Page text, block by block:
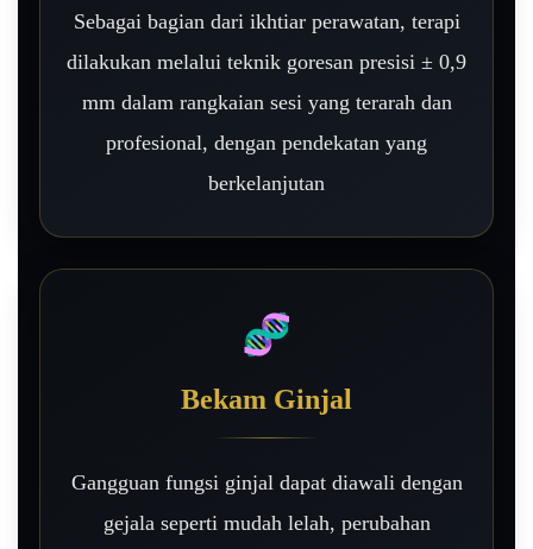
Sebagai bagian dari ikhtiar perawatan, terapi
dilakukan melalui teknik goresan presisi ± 0,9
mm dalam rangkaian sesi yang terarah dan
profesional, dengan pendekatan yang
berkelanjutan
🧬
Bekam Ginjal
Gangguan fungsi ginjal dapat diawali dengan
gejala seperti mudah lelah, perubahan